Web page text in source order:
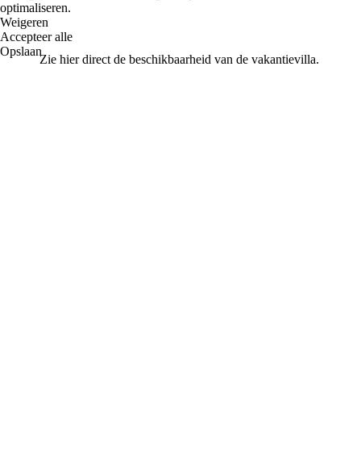
Zie hier direct de beschikbaarheid van de vakantievilla.
optimaliseren.
Weigeren
Accepteer alle
Opslaan